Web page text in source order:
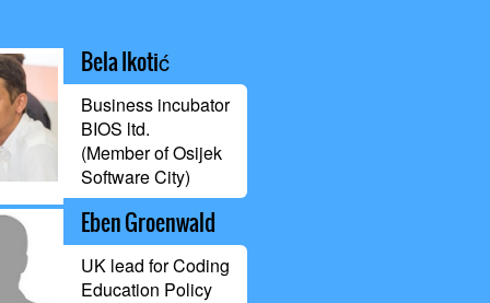
Bela Ikotić
Business incubator
BIOS ltd.
(Member of Osijek
Software City)
Eben Groenwald
UK lead for Coding
Education Policy